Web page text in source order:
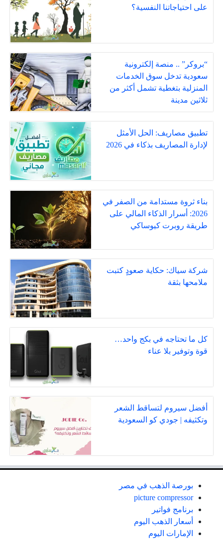
على احتياجاتنا النفسية؟
“بروكر” .. منصة إلكترونية
سعودية تدخل سوق الخدمات
المنزلية بتغطية تشمل أكثر من
ثلاثين مدينة
تطبيق مصاريف: الحل الأمثل
لإدارة المصاريف بذكاء في 2026
بناء ثروة مستدامة من الصفر في
2026: أسرار الذكاء المالي على
طريقة روبرت كيوساكي
شركة سياك: حكاية صعودٍ كتبت
ملامحها بثقة
كل ما تحتاجه في بكج واحد…
قوة وتوفير بلا عناء
أفضل سيروم لتساقط الشعر
وتكثيفه | جودي كو السعودية
بورصة الذهب في مصر
picture compressor
برنامج فواتير
أسعار الذهب اليوم
الإمارات اليوم